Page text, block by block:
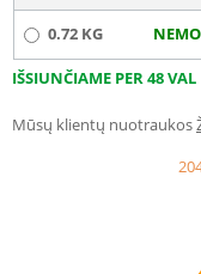
0.72 KG
IŠSIUNČIAME PER 48 VAL
Mūsų klientų nuotraukos